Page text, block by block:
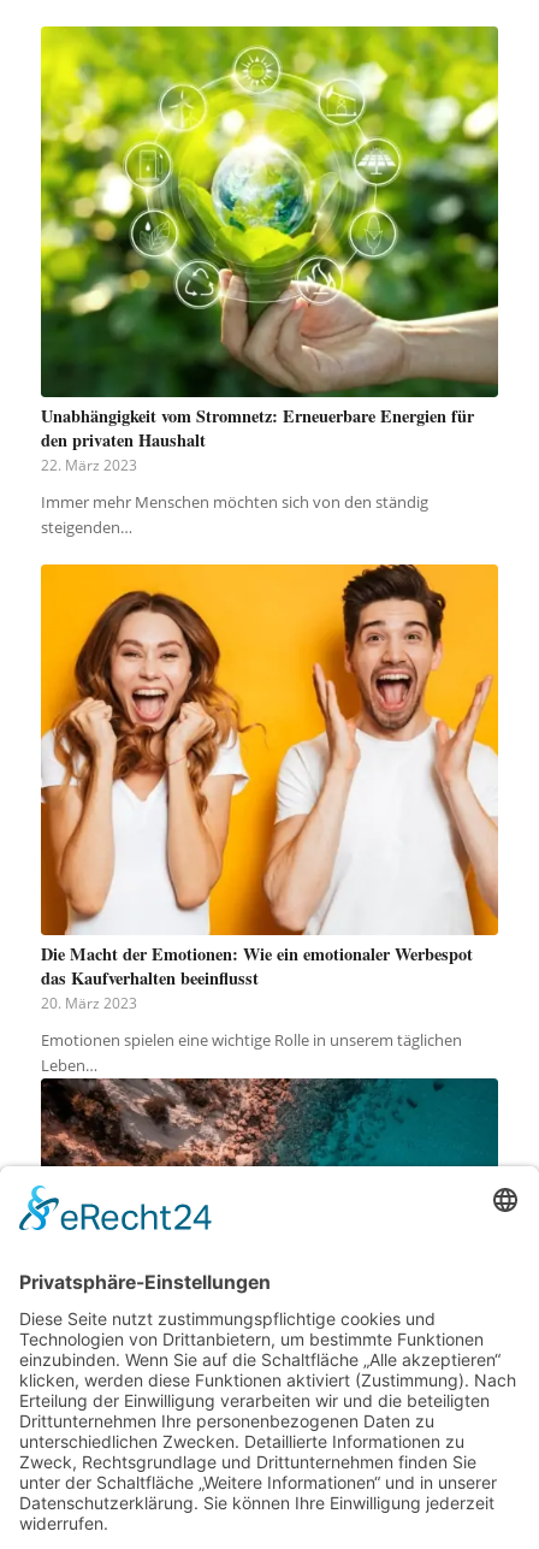
Unabhängigkeit vom Stromnetz: Erneuerbare Energien für
den privaten Haushalt
22. März 2023
Immer mehr Menschen möchten sich von den ständig
steigenden…
Die Macht der Emotionen: Wie ein emotionaler Werbespot
das Kaufverhalten beeinflusst
20. März 2023
Emotionen spielen eine wichtige Rolle in unserem täglichen
Leben…
Ibizas Geheimnisse: So erlebt man das Inselleben
20. März 2023
Sie planen eine Reise nach Ibiza oder sind gar daran interessiert,